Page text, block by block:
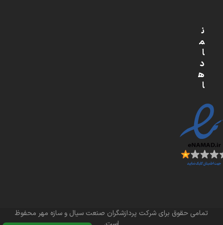
ن
م
ا
د
ه
ا
تمامی حقوق برای شرکت پردازشگران صنعت سیال و سازه مهر محفوظ